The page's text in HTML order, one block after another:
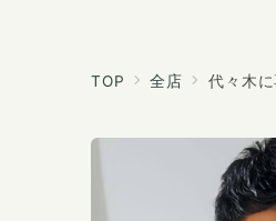
TOP 全店 代々木